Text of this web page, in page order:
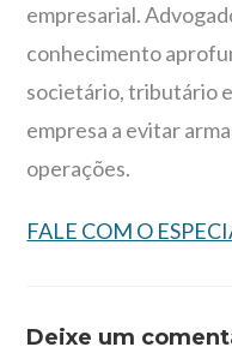
empresarial.
conhecimento
societário, tributário
empresa a evitar
operações.
FALE COM O
Deixe um